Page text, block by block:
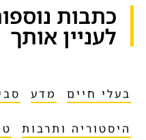
כתבות
לעניין אותך​
בעלי חיים מדע
היסטוריה ותרבות